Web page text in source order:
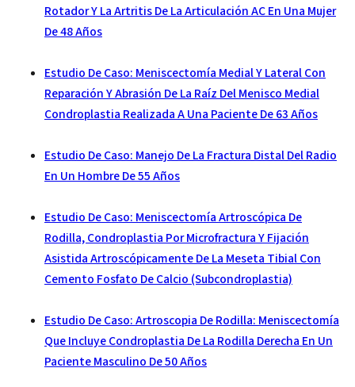
Rotador Y La Artritis De La Articulación AC En Una Mujer
De 48 Años
Estudio De Caso: Meniscectomía Medial Y Lateral Con
Reparación Y Abrasión De La Raíz Del Menisco Medial
Condroplastia Realizada A Una Paciente De 63 Años
Estudio De Caso: Manejo De La Fractura Distal Del Radio
En Un Hombre De 55 Años
Estudio De Caso: Meniscectomía Artroscópica De
Rodilla, Condroplastia Por Microfractura Y Fijación
Asistida Artroscópicamente De La Meseta Tibial Con
Cemento Fosfato De Calcio (subcondroplastia)
Estudio De Caso: Artroscopia De Rodilla: Meniscectomía
Que Incluye Condroplastia De La Rodilla Derecha En Un
Paciente Masculino De 50 Años